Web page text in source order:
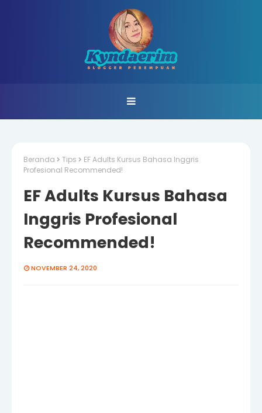
Beranda Tips
EF Adults Kursus Bahasa Inggris
Profesional Recommended!
EF Adults Kursus Bahasa
Inggris Profesional
Recommended!
NOVEMBER 24, 2020